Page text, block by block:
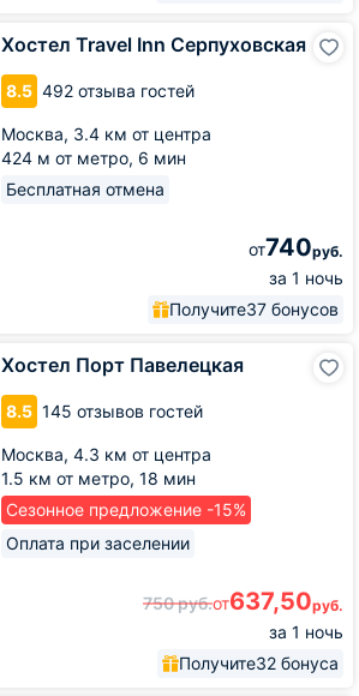
Хостел Travel Inn Серпуховская
8.5 492 отзыва гостей
Москва, 3.4 км от центра
424 м от метро, 6 мин
Бесплатная отмена
от740руб.
за 1 ночь
Получите37 бонусов
Хостел Порт Павелецкая
8.5 145 отзывов гостей
Москва, 4.3 км от центра
1.5 км от метро, 18 мин
Сезонное предложение -15%
Оплата при заселении
750руб.от637,50руб.
за 1 ночь
Получите32 бонуса